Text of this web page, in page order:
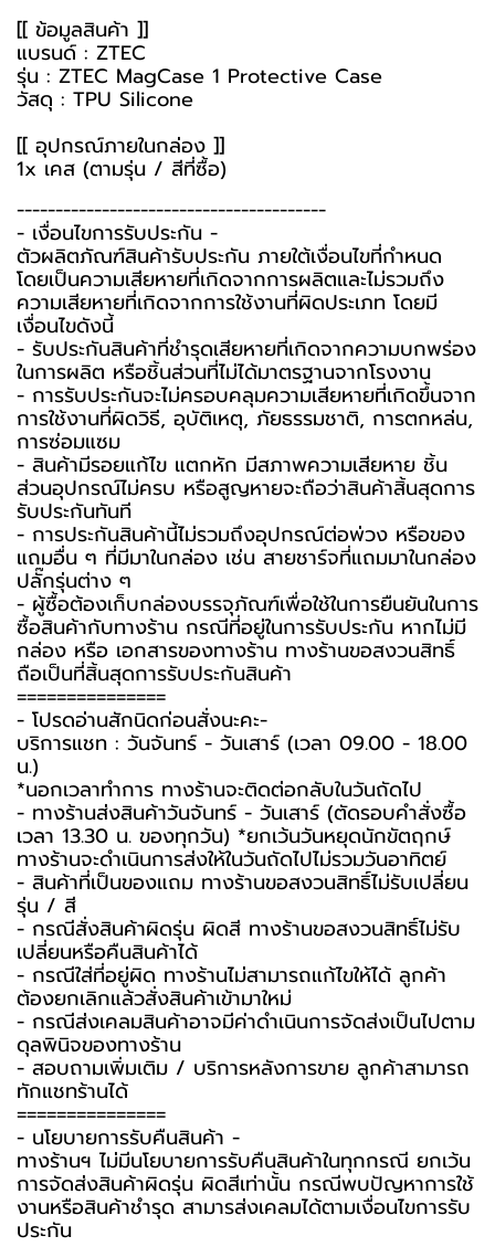
[[ ข้อมูลสินค้า ]]
แบรนด์ : ZTEC
รุ่น : ZTEC MagCase 1 Protective Case
วัสดุ : TPU Silicone
[[ อุปกรณ์ภายในกล่อง ]]
1x เคส (ตามรุ่น / สีที่ซื้อ)
----------------------------------------
-️ เงื่อนไขการรับประกัน -️
ตัวผลิตภัณฑ์สินค้ารับประกัน ภายใต้เงื่อนไขที่กำหนด
โดยเป็นความเสียหายที่เกิดจากการผลิตและไม่รวมถึง
ความเสียหายที่เกิดจากการใช้งานที่ผิดประเภท โดยมี
เงื่อนไขดังนี้
- รับประกันสินค้าที่ชำรุดเสียหายที่เกิดจากความบกพร่อง
ในการผลิต หรือชิ้นส่วนที่ไม่ได้มาตรฐานจากโรงงาน
- การรับประกันจะไม่ครอบคลุมความเสียหายที่เกิดขึ้นจาก
การใช้งานที่ผิดวิธี, อุบัติเหตุ, ภัยธรรมชาติ, การตกหล่น,
การซ่อมแซม
- สินค้ามีรอยแก้ไข แตกหัก มีสภาพความเสียหาย ชิ้น
ส่วนอุปกรณ์ไม่ครบ หรือสูญหายจะถือว่าสินค้าสิ้นสุดการ
รับประกันทันที
- การประกันสินค้านี้ไม่รวมถึงอุปกรณ์ต่อพ่วง หรือของ
แถมอื่น ๆ ที่มีมาในกล่อง เช่น สายชาร์จที่แถมมาในกล่อง
ปลั๊กรุ่นต่าง ๆ
-️ ผู้ซื้อต้องเก็บกล่องบรรจุภัณฑ์เพื่อใช้ในการยืนยันในการ
ซื้อสินค้ากับทางร้าน กรณีที่อยู่ในการรับประกัน หากไม่มี
กล่อง หรือ เอกสารของทางร้าน ทางร้านขอสงวนสิทธิ์
ถือเป็นที่สิ้นสุดการรับประกันสินค้า
===============
-️ โปรดอ่านสักนิดก่อนสั่งนะคะ-️
บริการแชท : วันจันทร์ - วันเสาร์ (เวลา 09.00 - 18.00
น.)
*นอกเวลาทำการ ทางร้านจะติดต่อกลับในวันถัดไป
- ทางร้านส่งสินค้าวันจันทร์ - วันเสาร์ (ตัดรอบคำสั่งซื้อ
เวลา 13.30 น. ของทุกวัน) *ยกเว้นวันหยุดนักขัตฤกษ์
ทางร้านจะดำเนินการส่งให้ในวันถัดไปไม่รวมวันอาทิตย์
- สินค้าที่เป็นของแถม ทางร้านขอสงวนสิทธิ์ไม่รับเปลี่ยน
รุ่น / สี
- กรณีสั่งสินค้าผิดรุ่น ผิดสี ทางร้านขอสงวนสิทธิ์ไม่รับ
เปลี่ยนหรือคืนสินค้าได้
- กรณีใส่ที่อยู่ผิด ทางร้านไม่สามารถแก้ไขให้ได้ ลูกค้า
ต้องยกเลิกแล้วสั่งสินค้าเข้ามาใหม่
- กรณีส่งเคลมสินค้าอาจมีค่าดำเนินการจัดส่งเป็นไปตาม
ดุลพินิจของทางร้าน
- สอบถามเพิ่มเติม / บริการหลังการขาย ลูกค้าสามารถ
ทักแชทร้านได้
===============
-️ นโยบายการรับคืนสินค้า -️
ทางร้านฯ ไม่มีนโยบายการรับคืนสินค้าในทุกกรณี ยกเว้น
การจัดส่งสินค้าผิดรุ่น ผิดสีเท่านั้น กรณีพบปัญหาการใช้
งานหรือสินค้าชำรุด สามารส่งเคลมได้ตามเงื่อนไขการรับ
ประกัน